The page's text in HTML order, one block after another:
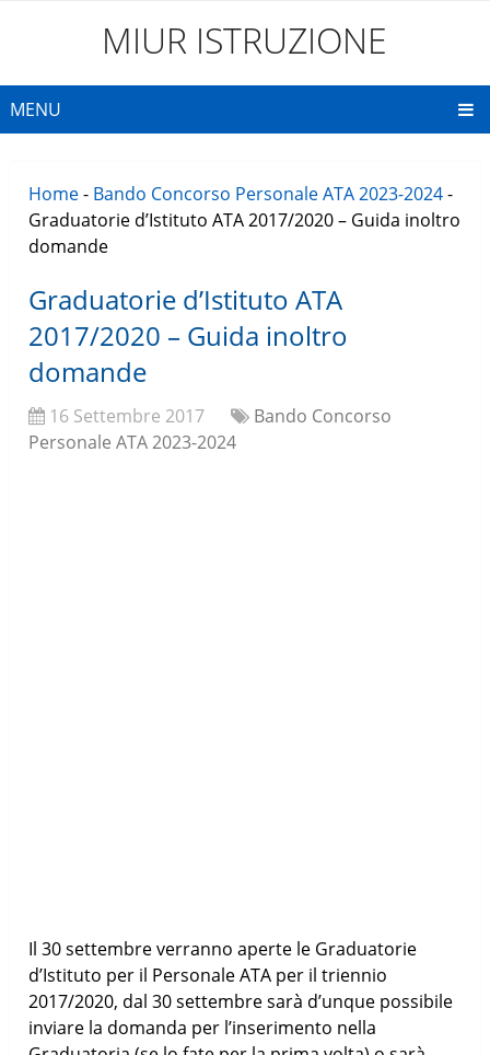
MIUR ISTRUZIONE
MENU
Home- Bando Concorso Personale ATA 2023-2024-
Graduatorie d’Istituto ATA 2017/2020 – Guida inoltro
domande
Graduatorie d’Istituto ATA
2017/2020 – Guida inoltro
domande
16 Settembre 2017
Bando Concorso
Personale ATA 2023-2024
Il 30 settembre verranno aperte le Graduatorie
d’Istituto per il Personale ATA per il triennio
2017/2020, dal 30 settembre sarà d’unque possibile
inviare la domanda per l’inserimento nella